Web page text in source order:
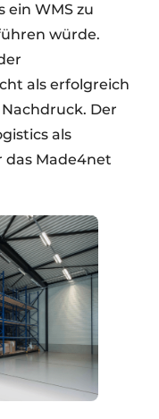
ein WMS zu
würde.
als erfolgreich
Der
als
Made4net